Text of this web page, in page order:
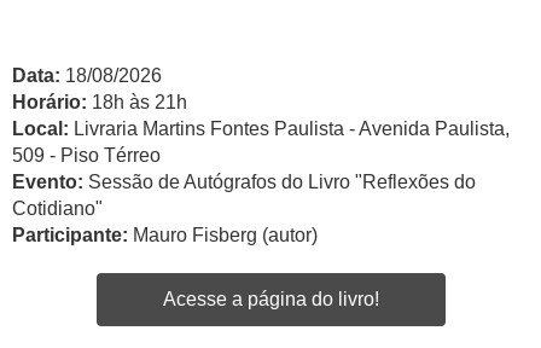
Data: 18/08/2026
Horário: 18h às 21h
Local: Livraria Martins Fontes Paulista - Avenida Paulista,
509 - Piso Térreo
Evento: Sessão de Autógrafos do Livro "Reflexões do
Cotidiano"
Participante: Mauro Fisberg (autor)
Acesse a página do livro!